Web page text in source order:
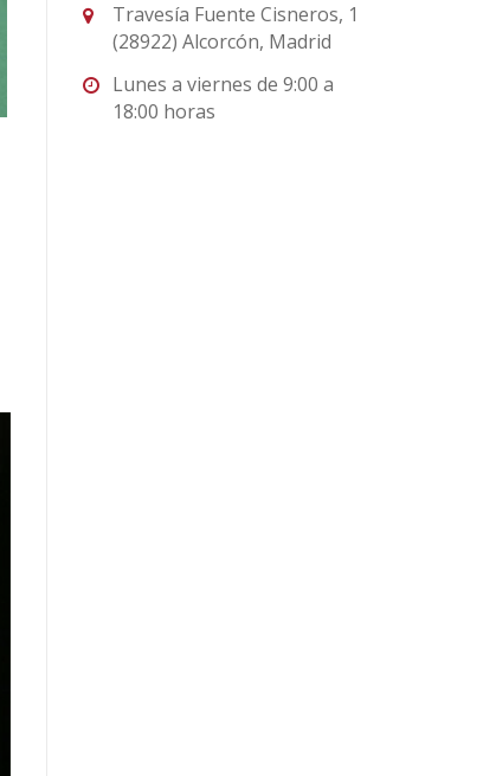
Travesía Fuente Cisneros, 1
(28922) Alcorcón, Madrid
Lunes a viernes de 9:00 a
18:00 horas